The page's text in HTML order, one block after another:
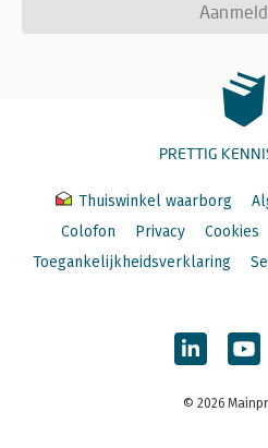
PRETTIG
Thuiswinkel waarborg
Colofon
Privacy Cookies
Toegankelijkheidsverklaring
© 2026